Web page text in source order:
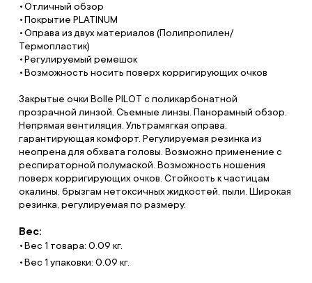
Отличный обзор
Покрытие PLATINUM
Оправа из двух материалов (Полипропилен/
Термопластик)
Регулируемый ремешок
Возможность носить поверх корригирующих очков
Закрытые очки Bolle PILOT с поликарбонатной
прозрачной линзой. Съемные линзы. Панорамный обзор.
Непрямая вентиляция. Ультрамягкая оправа,
гарантирующая комфорт. Регулируемая резинка из
неопрена для обхвата головы. Возможно применение с
респираторной полумаской. Возможность ношения
поверх корригирующих очков. Стойкость к частицам
окалины, брызгам нетоксичных жидкостей, пыли. Широкая
резинка, регулируемая по размеру.
Вес:
Вес 1 товара: 0.09 кг.
Вес 1 упаковки: 0.09 кг.